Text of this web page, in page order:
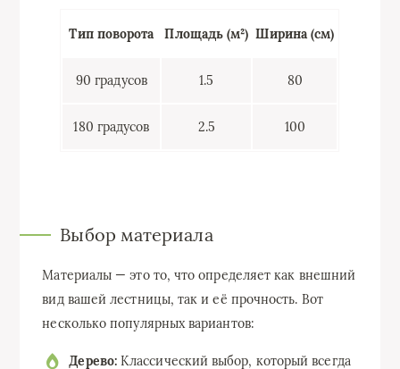
Тип поворота Площадь (м²) Ширина (см)
90 градусов 1.5 80
180 градусов 2.5 100
Выбор материала
Материалы — это то, что определяет как внешний
вид вашей лестницы, так и её прочность. Вот
несколько популярных вариантов:
Дерево:Классический выбор, который всегда